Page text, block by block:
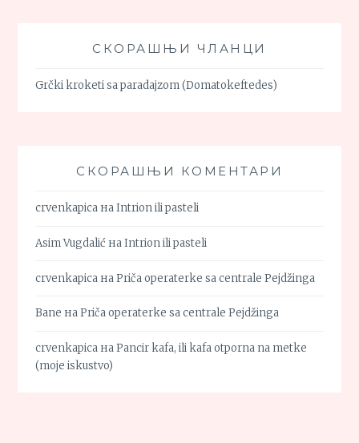
СКОРАШЊИ ЧЛАНЦИ
Grčki kroketi sa paradajzom (Domatokeftedes)
СКОРАШЊИ КОМЕНТАРИ
crvenkapica наIntrion ili pasteli
Asim Vugdalić наIntrion ili pasteli
crvenkapica наPriča operaterke sa centrale Pejdžinga
Bane наPriča operaterke sa centrale Pejdžinga
crvenkapica наPancir kafa, ili kafa otporna na metke
(moje iskustvo)